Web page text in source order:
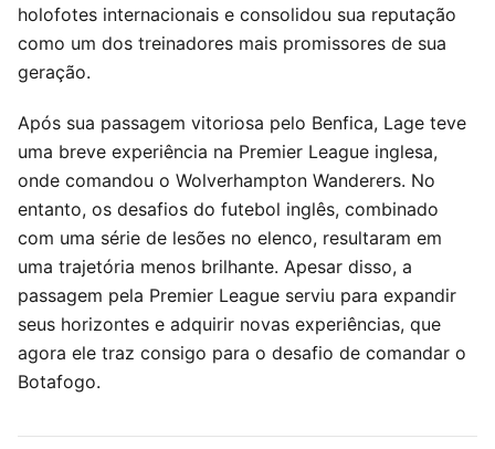
holofotes internacionais e consolidou sua reputação
como um dos treinadores mais promissores de sua
geração.
Após sua passagem vitoriosa pelo Benfica, Lage teve
uma breve experiência na Premier League inglesa,
onde comandou o Wolverhampton Wanderers. No
entanto, os desafios do futebol inglês, combinado
com uma série de lesões no elenco, resultaram em
uma trajetória menos brilhante. Apesar disso, a
passagem pela Premier League serviu para expandir
seus horizontes e adquirir novas experiências, que
agora ele traz consigo para o desafio de comandar o
Botafogo.